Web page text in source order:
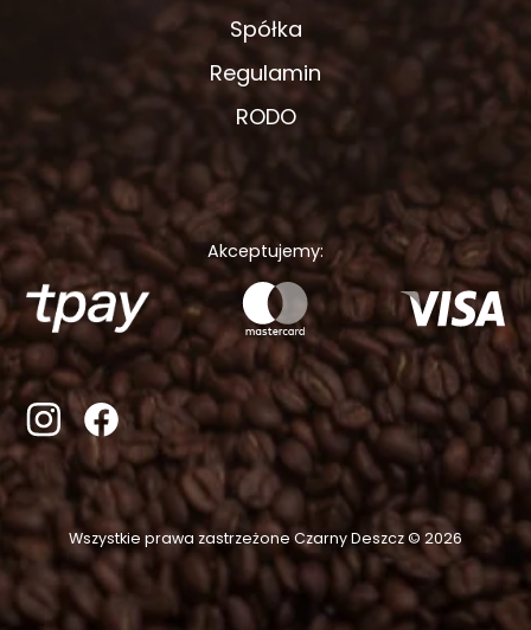
Spółka
Regulamin
RODO
Akceptujemy:
Wszystkie prawa zastrzeżone Czarny Deszcz © 2026